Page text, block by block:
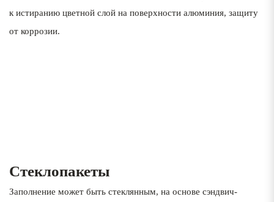
к истиранию цветной слой на поверхности алюминия, защиту
от коррозии.
Стеклопакеты
Заполнение может быть стеклянным, на основе сэндвич-